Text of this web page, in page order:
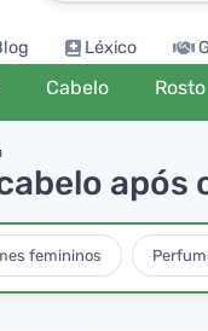
Léxico
Cabelo Rosto
femininos